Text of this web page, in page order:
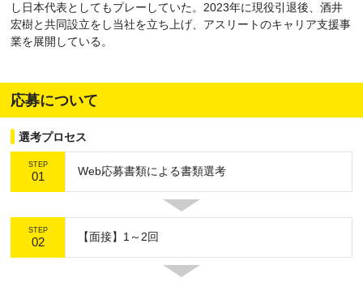
し日本代表としてもプレーしていた。2023年に現役引退後、酒井
宏樹と共同設立をし当社を立ち上げ、アスリートのキャリア支援事
業を展開している。
応募について
選考プロセス
STEP
01 Web応募書類による書類選考
STEP
02 【面接】1～2回